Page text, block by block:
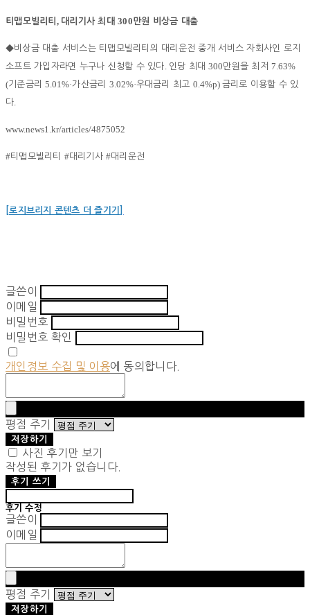
티맵모빌리티 , 대리기사 최대300만원 비상금 대출
◆비상금 대출 서비스는 티맵모빌리티의 대리운전 중개 서비스 자회사인 로지
소프트 가입자라면 누구나 신청할 수 있다. 인당 최대300만원을 최저7.63%
(기준금리5.01%·가산금리 3.02%·우대금리 최고 0.4%p) 금리로 이용할 수 있
다.
www.news1.kr/articles/4875052
#티맵모빌리티 #대리기사#대리운전
[로지브리지 콘텐츠 더 즐기기]
글쓴이
이메일
비밀번호
비밀번호 확인
개인정보 수집 및 이용에 동의합니다.
평점 주기
저장하기
사진 후기만 보기
작성된 후기가 없습니다.
후기 쓰기
후기 수정
글쓴이
이메일
평점 주기
저장하기